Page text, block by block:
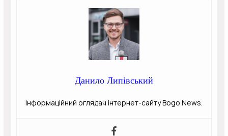
Данило Липівський
Інформаційний оглядач інтернет-сайту Bogo News.